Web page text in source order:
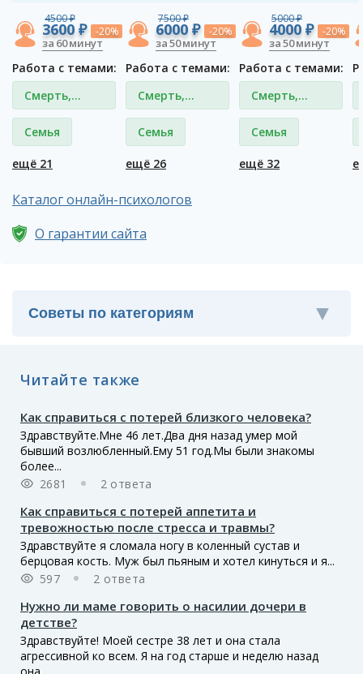
4500 ₽
3600 ₽ -20%
за 60 минут
Работа с темами:
Смерть,
потеря
близкого
Семья
ещё 21
7500 ₽
6000 ₽ -20%
за 50 минут
Работа с темами:
Смерть,
потеря
близкого
Семья
ещё 26
5000 ₽
4000 ₽ -20%
за 50 минут
Работа с темами:
Смерть,
потеря
близкого
Семья
ещё 32
Каталог онлайн-психологов
О гарантии сайта
Читайте также
Как справиться с потерей близкого человека?
Здравствуйте.Мне 46 лет.Два дня назад умер мой
бывший возлюбленный.Ему 51 год.Мы были знакомы
более...
2681
2 ответа
Как справиться с потерей аппетита и
тревожностью после стресса и травмы?
Здравствуйте я сломала ногу в коленный сустав и
берцовая кость. Муж был пьяным и хотел кинуться и я...
597
2 ответа
Нужно ли маме говорить о насилии дочери в
детстве?
Здравствуйте! Моей сестре 38 лет и она стала
агрессивной ко всем. Я на год старше и неделю назад
она...